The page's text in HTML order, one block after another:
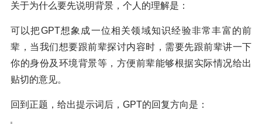
关于为什么要先说明背景，个人的理解是：
可以把GPT想象成一位相关领域知识经验非常丰富的前
辈，当我们想要跟前辈探讨内容时，需要先跟前辈讲一下
你的身份及环境背景等，方便前辈能够根据实际情况给出
贴切的意见。
回到正题，给出提示词后，GPT的回复方向是：